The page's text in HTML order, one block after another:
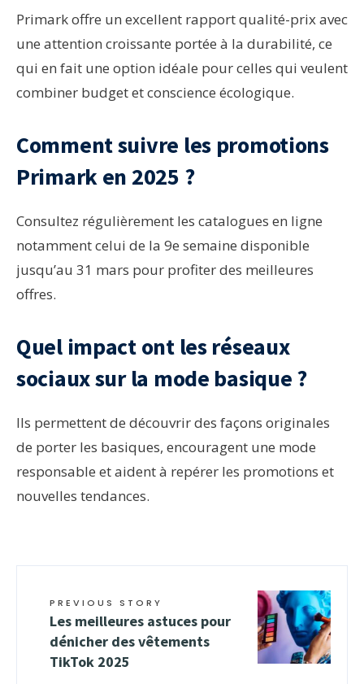
Primark offre un excellent rapport qualité-prix avec
une attention croissante portée à la durabilité, ce
qui en fait une option idéale pour celles qui veulent
combiner budget et conscience écologique.
Comment suivre les promotions
Primark en 2025 ?
Consultez régulièrement les catalogues en ligne
notamment celui de la 9e semaine disponible
jusqu’au 31 mars pour profiter des meilleures
offres.
Quel impact ont les réseaux
sociaux sur la mode basique ?
Ils permettent de découvrir des façons originales
de porter les basiques, encouragent une mode
responsable et aident à repérer les promotions et
nouvelles tendances.
PREVIOUS STORY
Les meilleures astuces pour
dénicher des vêtements
TikTok 2025